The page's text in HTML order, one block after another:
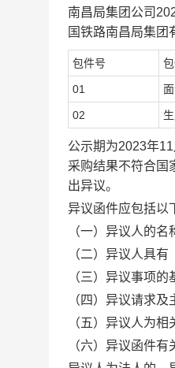
南昌局集团公司
国铁路南昌局集团
包件号
01
02
公示期为2023年
采购结果不符合国
出异议。
异议函件应包括以
（一）异议人的名
（二）异议人具
（三）异议事项的
（四）异议请求及
（五）异议人为
（六）异议函件